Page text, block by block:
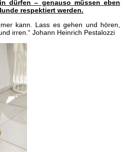
dürfen – genauso müssen eben
respektiert werden.
kann. Lass es gehen und hören,
irren.“ Johann Heinrich Pestalozzi